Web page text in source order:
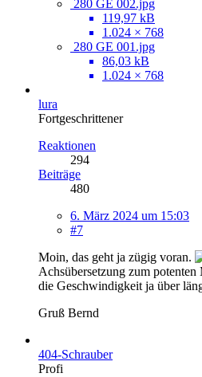
280 GE 002.jpg
119,97 kB
1.024 × 768
280 GE 001.jpg
86,03 kB
1.024 × 768
lura
Fortgeschrittener
Reaktionen
294
Beiträge
480
6. März 2024 um 15:03
#7
Moin, das geht ja zügig voran.
Achsübersetzung zum
die Geschwindigkeit ja über
Gruß Bernd
404-Schrauber
Profi